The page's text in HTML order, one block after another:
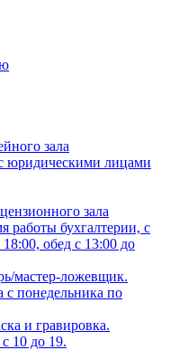
зала
юридическими лицами
зала
работы бухгалтерии, с
обед с 13:00 до
мастер-ложевщик.
с понедельника по
и гравировка.
10 до 19.